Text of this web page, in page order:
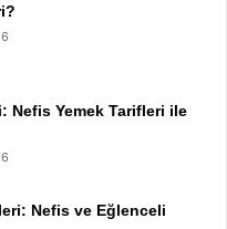
Nefis Yemek Tarifleri ile
Nefis ve Eğlenceli